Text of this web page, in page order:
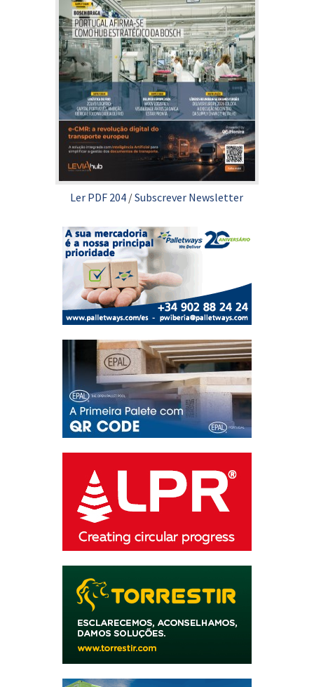
Ler PDF 204 /Subscrever Newsletter